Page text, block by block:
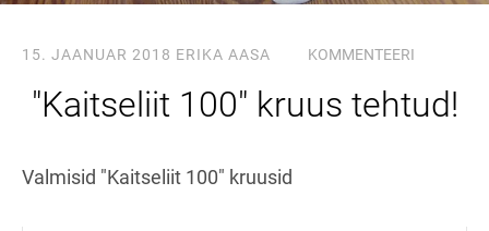
15. JAANUAR 2018 ERIKA AASA KOMMENTEERI
"Kaitseliit 100" kruus tehtud!
Valmisid "Kaitseliit 100" kruusid